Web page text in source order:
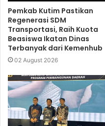
Pemkab Kutim Pastikan
Regenerasi SDM
Transportasi, Raih Kuota
Beasiswa Ikatan Dinas
Terbanyak dari Kemenhub
02 August 2026